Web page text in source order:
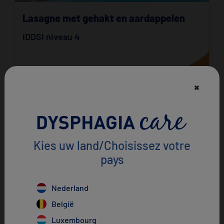
Lasagne met gehakt en aardappelen
IDDSI niveau 4
Hummus van basilicum en worteldip
×
Kies uw land/Choisissez votre
pays
Nederland
België
Luxembourg